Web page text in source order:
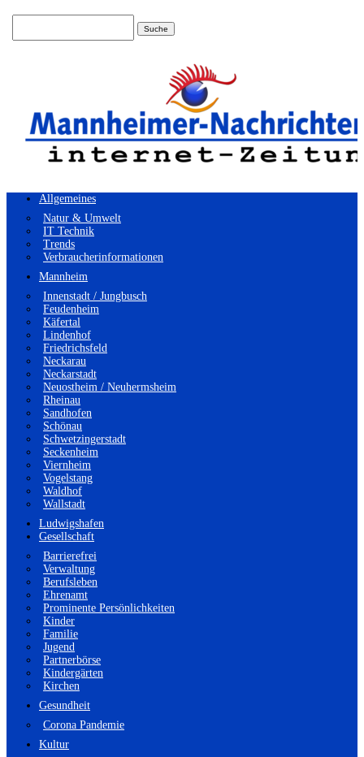
Allgemeines
Natur & Umwelt
IT Technik
Trends
Verbraucherinformationen
Mannheim
Innenstadt / Jungbusch
Feudenheim
Käfertal
Lindenhof
Friedrichsfeld
Neckarau
Neckarstadt
Neuostheim / Neuhermsheim
Rheinau
Sandhofen
Schönau
Schwetzingerstadt
Seckenheim
Viernheim
Vogelstang
Waldhof
Wallstadt
Ludwigshafen
Gesellschaft
Barrierefrei
Verwaltung
Berufsleben
Ehrenamt
Prominente Persönlichkeiten
Kinder
Familie
Jugend
Partnerbörse
Kindergärten
Kirchen
Gesundheit
Corona Pandemie
Kultur